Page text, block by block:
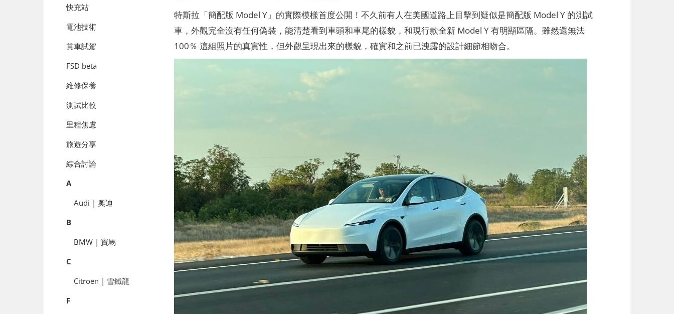
快充站
電池技術
賞車試駕
FSD beta
維修保養
測試比較
里程焦慮
旅遊分享
綜合討論
A
Audi | 奧迪
B
BMW | 寶馬
C
Citroën | 雪鐵龍
F
特斯拉「簡配版 Model Y」的實際模樣首度公開！不久前有人在美國道路上目擊到疑似是簡配版 Model Y 的測試
車，外觀完全沒有任何偽裝，能清楚看到車頭和車尾的樣貌，和現行款全新 Model Y 有明顯區隔。雖然還無法
100％ 這組照片的真實性，但外觀呈現出來的樣貌，確實和之前已洩露的設計細節相吻合。